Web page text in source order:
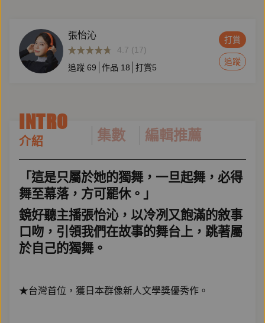
張怡沁
4.7 (17)
追蹤 69 作品 18 打賞5
打賞
追蹤
INTRO
介紹 集數 編輯推薦
「這是只屬於她的獨舞，一旦起舞，必得
舞至幕落，方可罷休。」
鏡好聽主播張怡沁，以冷冽又飽滿的敘事
口吻，引領我們在故事的舞台上，跳著屬
於自己的獨舞。
★台灣首位，獲日本群像新人文學獎優秀作。